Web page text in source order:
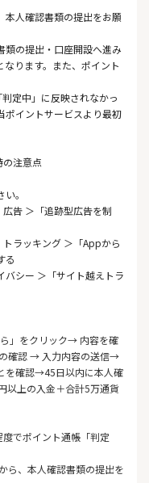
人確認書類の提出をお願
の提出・口座開設へ進み
ります。また、ポイント
定中」に反映されなかっ
ポイントサービスより最初
注意点
。
告 ＞「追跡型広告を制
ラッキング ＞「Appから
る
バシー ＞「サイト越えトラ
」をクリック→ 内容を確
確認 → 入力内容の送信→
を確認→45日以内に本人確
以上の入金＋合計5万通貨
でポイント通帳「判定
ら、本人確認書類の提出を